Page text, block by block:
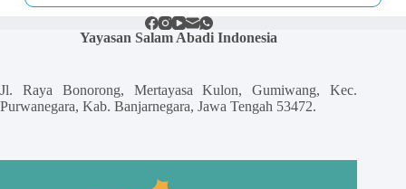
Yayasan Salam Abadi Indonesia
Jl. Raya Bonorong, Mertayasa Kulon, Gumiwang, Kec.
Purwanegara, Kab. Banjarnegara, Jawa Tengah 53472.